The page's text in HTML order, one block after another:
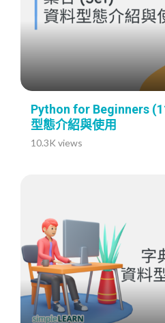
Python for Beginners
型態介紹與使用
10.3K views